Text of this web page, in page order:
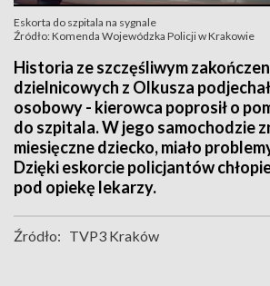
Eskorta do szpitala na sygnale
Źródło: Komenda Wojewódzka Policji w Krakowie
Historia ze szczęśliwym
dzielnicowych z Olkusza
osobowy - kierowca poprosił o
do szpitala. W jego samochodzie
miesięczne dziecko, miało
Dzięki eskorcie policjantów
pod opiekę lekarzy.
Źródło: TVP3 Kraków